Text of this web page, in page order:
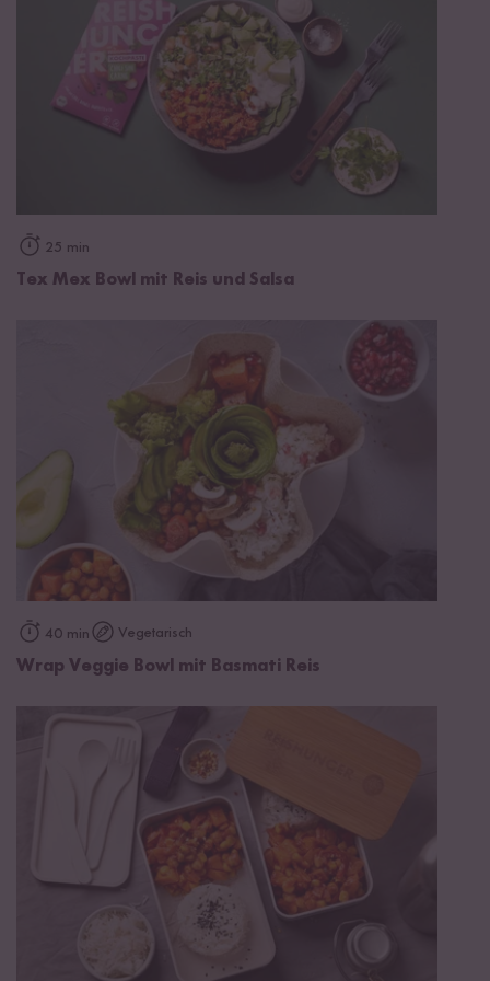
25 min
Tex Mex Bowl mit Reis und Salsa
40 min Vegetarisch
Wrap Veggie Bowl mit Basmati Reis